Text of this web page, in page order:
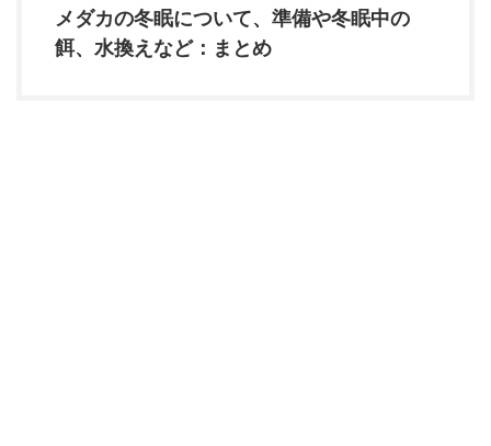
メダカの冬眠について、準備や冬眠中の
餌、水換えなど：まとめ